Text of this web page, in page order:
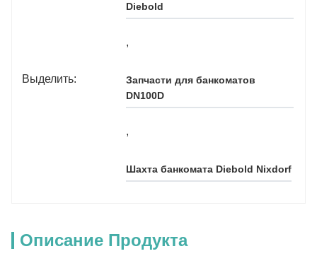
Выделить:
Diebold
,
Запчасти для банкоматов
DN100D
,
Шахта банкомата Diebold Nixdorf
Описание Продукта